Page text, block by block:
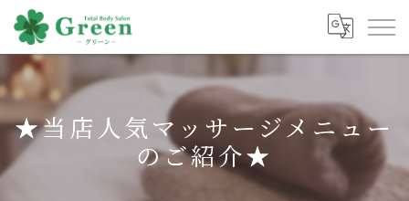
★当店人気マッサージメニュー
のご紹介★